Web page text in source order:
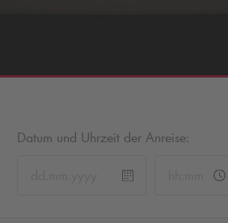
Datum und Uhrzeit der Anreise: